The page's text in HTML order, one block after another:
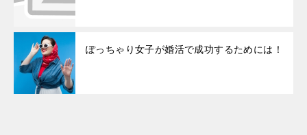
ぽっちゃり女子が婚活で成功するためには！